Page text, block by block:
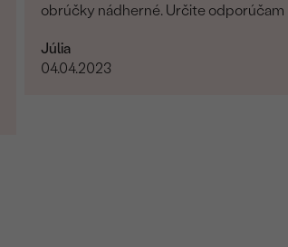
obrúčky nádherné. Určite odporúčam
Júlia
04.04.2023